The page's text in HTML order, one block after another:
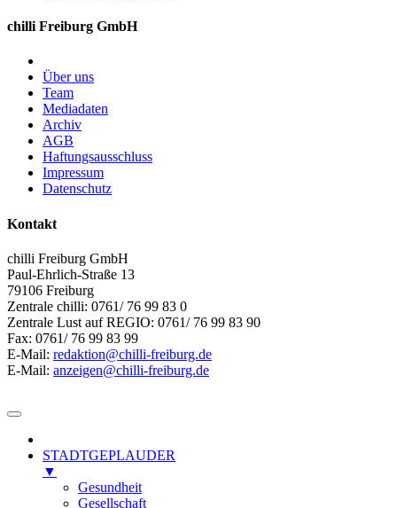
chilli Freiburg GmbH
Über uns
Team
Mediadaten
Archiv
AGB
Haftungsausschluss
Impressum
Datenschutz
Kontakt
chilli Freiburg GmbH
Paul-Ehrlich-Straße 13
79106 Freiburg
Zentrale chilli: 0761/ 76 99 83 0
Zentrale Lust auf REGIO: 0761/ 76 99 83 90
Fax: 0761/ 76 99 83 99
E-Mail: redaktion@chilli-freiburg.de
E-Mail: anzeigen@chilli-freiburg.de
STADTGEPLAUDER
▼
Gesundheit
Gesellschaft